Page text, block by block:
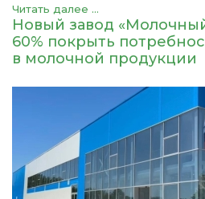
Читать далее ...
Новый завод
60% покрыть
в молочной продукции